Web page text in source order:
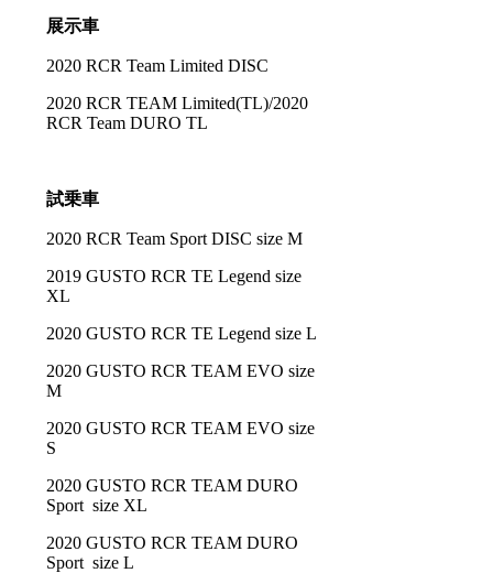
展示車
2020 RCR Team Limited DISC
2020 RCR TEAM Limited(TL)/2020
RCR Team DURO TL
試乗車
2020 RCR Team Sport DISC size M
2019 GUSTO RCR TE Legend size
XL
2020 GUSTO RCR TE Legend size L
2020 GUSTO RCR TEAM EVO size
M
2020 GUSTO RCR TEAM EVO size
S
2020 GUSTO RCR TEAM DURO
Sport size XL
2020 GUSTO RCR TEAM DURO
Sport size L